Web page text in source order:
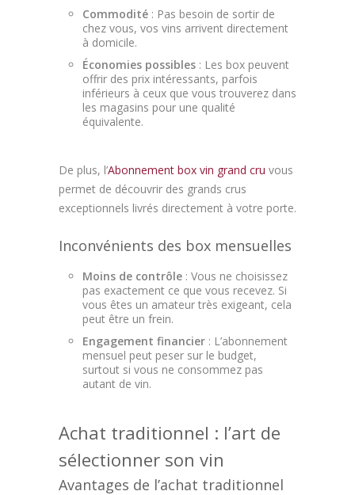
Commodité : Pas besoin de sortir de
chez vous, vos vins arrivent directement
à domicile.
Économies possibles : Les box peuvent
offrir des prix intéressants, parfois
inférieurs à ceux que vous trouverez dans
les magasins pour une qualité
équivalente.
De plus, l’Abonnement box vin grand cru vous
permet de découvrir des grands crus
exceptionnels livrés directement à votre porte.
Inconvénients des box mensuelles
Moins de contrôle : Vous ne choisissez
pas exactement ce que vous recevez. Si
vous êtes un amateur très exigeant, cela
peut être un frein.
Engagement financier : L’abonnement
mensuel peut peser sur le budget,
surtout si vous ne consommez pas
autant de vin.
Achat traditionnel : l’art de
sélectionner son vin
Avantages de l’achat traditionnel